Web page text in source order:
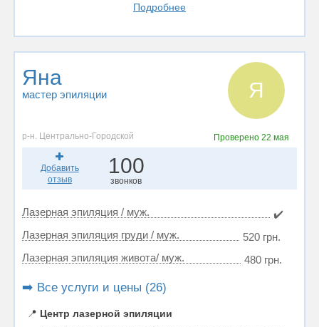
Подробнее
Яна
мастер эпиляции Я
р-н. Центрально-Городской Проверено 22 мая
Добавить
отзыв
100
звонков
Лазерная эпиляция / муж.
✔️
Лазерная эпиляция груди / муж.
520 грн.
Лазерная эпиляция живота/ муж.
480 грн.
➡️ Все услуги и цены (26)
📍 Центр лазерной эпиляции